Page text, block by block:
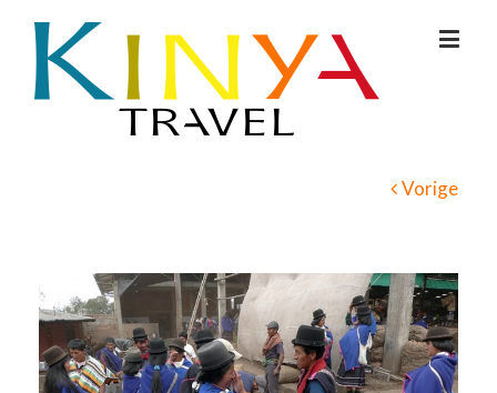
Vorige